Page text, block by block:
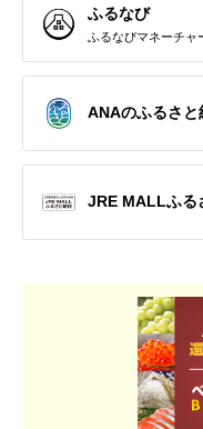
ふるなび
ふるなびマネーチャ
ANAのふるさと
JRE MALLふる